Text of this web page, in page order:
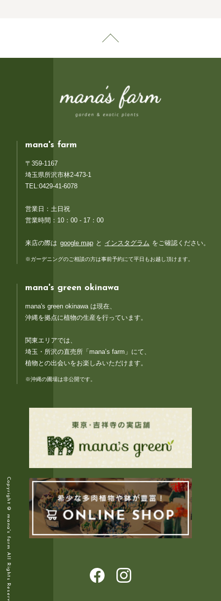
mana's farm
〒359-1167
埼玉県所沢市林2-473-1
TEL:0429-41-6078
営業日：土日祝
営業時間：10：00 - 17：00
来店の際は google map と インスタグラム をご確認ください。
※ガーデニングのご相談の方は事前予約にて平日もお越し頂けます。
mana's green okinawa
mana's green okinawa は現在、
沖縄を拠点に植物の生産を行っています。
関東エリアでは、
埼玉・所沢の直売所「mana’s farm」にて、
植物との出会いをお楽しみいただけます。
※沖縄の圃場は非公開です。
Copyright © mana's farm All Rights Reserved.